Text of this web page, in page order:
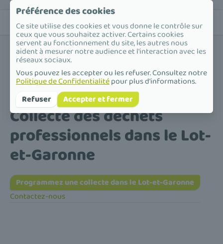
Accueil /Collecte des déchets professionnels /Nouvelle-Aquitaine
Lot-et-Garonne
Collecte des déchets
professionnels dans le Lot-
et-Garonne
Programmez une collecte dans le Lot-et-Garonne
Contactez-nous
Préférence des cookies
Ce site utilise des cookies et vous donne le contrôle sur
ceux que vous souhaitez activer. Certains cookies
servent au fonctionnement du site, les autres nous
aident à mesurer notre audience et l'interaction avec les
réseaux sociaux.
Vous pouvez les accepter ou les refuser. Consultez notre
Politique de Confidentialitépour plus d'informations.
Refuser
Accepter et fermer